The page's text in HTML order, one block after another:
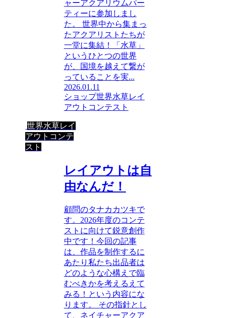
ャーアクアリウムパー
ティーに参加しまし
た。 世界中から集まっ
たアクアリストたちが
一堂に集結！「水草」
というひとつの世界
が、国境を越えて繋が
っていることを実...
2026.01.11
ショップ世界水草レイ
アウトコンテスト
世界水草レイ
アウトコンテ
スト
レイアウトは自
由なんだ！
顧問のタナカカツキで
す。2026年度のコンテ
ストに向けて鋭意創作
中です！今回の記事
は、作品を制作するに
あたり私たち出品者は
どのような心構えで臨
むべきかを考えるえて
みる！という内容にな
ります。 その指針とし
て、ネイチャーアクア